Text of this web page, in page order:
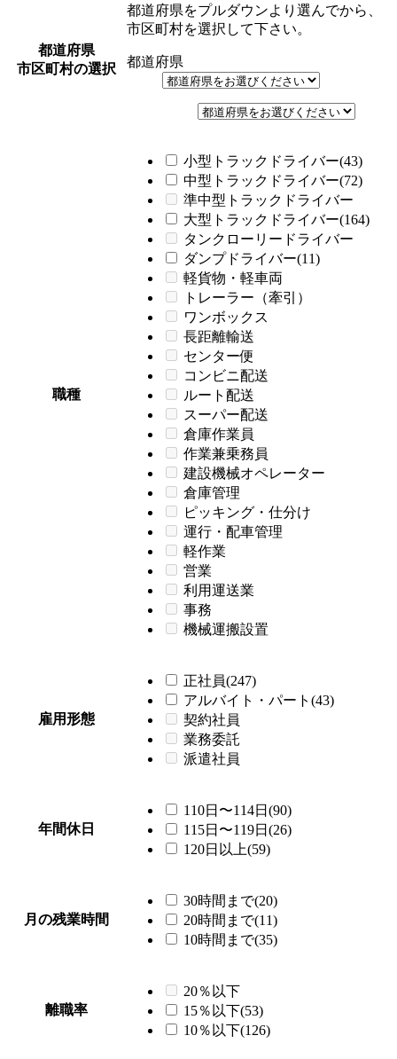
都道府県
市区町村の選択
都道府県をプルダウンより選んでから、
市区町村を選択して下さい。
都道府県
職種
小型トラックドライバー(43)
中型トラックドライバー(72)
準中型トラックドライバー
大型トラックドライバー(164)
タンクローリードライバー
ダンプドライバー(11)
軽貨物・軽車両
トレーラー（牽引）
ワンボックス
長距離輸送
センター便
コンビニ配送
ルート配送
スーパー配送
倉庫作業員
作業兼乗務員
建設機械オペレーター
倉庫管理
ピッキング・仕分け
運行・配車管理
軽作業
営業
利用運送業
事務
機械運搬設置
雇用形態
正社員(247)
アルバイト・パート(43)
契約社員
業務委託
派遣社員
年間休日
110日〜114日(90)
115日〜119日(26)
120日以上(59)
月の残業時間
30時間まで(20)
20時間まで(11)
10時間まで(35)
離職率
20％以下
15％以下(53)
10％以下(126)